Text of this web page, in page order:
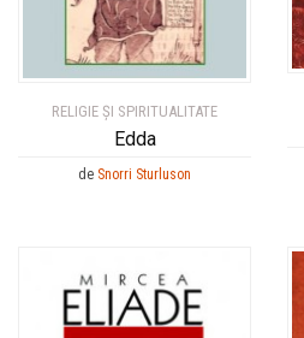
RELIGIE ȘI SPIRITUALITATE
Edda
de Snorri Sturluson